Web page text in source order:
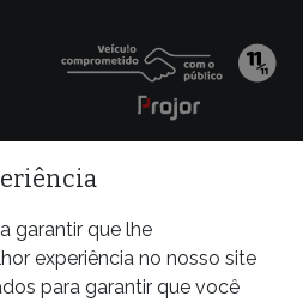
garantir que lhe
experiência no nosso site
para garantir que você